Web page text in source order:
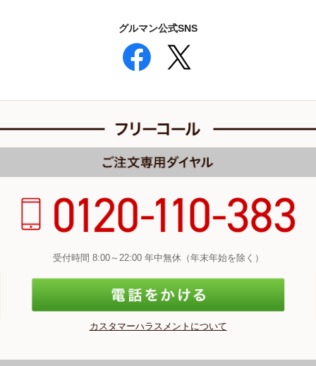
グルマン公式SNS
受付時間 8:00～22:00 年中無休（年末年始を除く）
カスタマーハラスメントについて